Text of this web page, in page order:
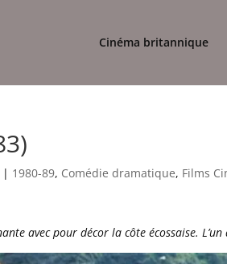
Cinéma britannique
| 1980-89, Comédie dramatique, Films
avec pour décor la côte écossaise.